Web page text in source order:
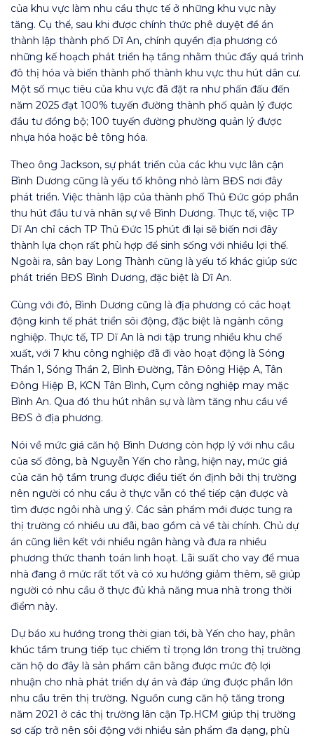
của khu vực làm nhu cầu thực tế ở những khu vực này
tăng. Cụ thể, sau khi được chính thức phê duyệt đề án
thành lập thành phố Dĩ An, chính quyền địa phương có
những kế hoạch phát triển hạ tầng nhằm thúc đẩy quá trình
đô thị hóa và biến thành phố thành khu vực thu hút dân cư.
Một số mục tiêu của khu vực đã đặt ra như phấn đấu đến
năm 2025 đạt 100% tuyến đường thành phố quản lý được
đầu tư đồng bộ; 100 tuyến đường phường quản lý được
nhựa hóa hoặc bê tông hóa.
Theo ông Jackson, sự phát triển của các khu vực lân cận
Bình Dương cũng là yếu tố không nhỏ làm BĐS nơi đây
phát triển. Việc thành lập của thành phố Thủ Đức góp phần
thu hút đầu tư và nhân sự về Bình Dương. Thực tế, việc TP
Dĩ An chỉ cách TP Thủ Đức 15 phút đi lại sẽ biến nơi đây
thành lựa chọn rất phù hợp để sinh sống với nhiều lợi thế.
Ngoài ra, sân bay Long Thành cũng là yếu tố khác giúp sức
phát triển BĐS Bình Dương, đặc biệt là Dĩ An.
Cùng với đó, Bình Dương cũng là địa phương có các hoạt
động kinh tế phát triển sôi động, đặc biệt là ngành công
nghiệp. Thực tế, TP Dĩ An là nơi tập trung nhiều khu chế
xuất, với 7 khu công nghiệp đã đi vào hoạt động là Sóng
Thần 1, Sóng Thần 2, Bình Đường, Tân Đông Hiệp A, Tân
Đông Hiệp B, KCN Tân Bình, Cụm công nghiệp may mặc
Bình An. Qua đó thu hút nhân sự và làm tăng nhu cầu về
BĐS ở địa phương.
Nói về mức giá căn hộ Bình Dương còn hợp lý với nhu cầu
của số đông, bà Nguyễn Yến cho rằng, hiện nay, mức giá
của căn hộ tầm trung được điều tiết ổn định bởi thị trường
nên người có nhu cầu ở thực vẫn có thể tiếp cận được và
tìm được ngôi nhà ưng ý. Các sản phẩm mới được tung ra
thị trường có nhiều ưu đãi, bao gồm cả về tài chính. Chủ dự
án cũng liên kết với nhiều ngân hàng và đưa ra nhiều
phương thức thanh toán linh hoạt. Lãi suất cho vay để mua
nhà đang ở mức rất tốt và có xu hướng giảm thêm, sẽ giúp
người có nhu cầu ở thực đủ khả năng mua nhà trong thời
điểm này.
Dự báo xu hướng trong thời gian tới, bà Yến cho hay, phân
khúc tầm trung tiếp tục chiếm tỉ trọng lớn trong thị trường
căn hộ do đây là sản phẩm cân bằng được mức độ lợi
nhuận cho nhà phát triển dự án và đáp ứng được phần lớn
nhu cầu trên thị trường. Nguồn cung căn hộ tăng trong
năm 2021 ở các thị trường lân cận Tp.HCM giúp thị trường
sơ cấp trở nên sôi động với nhiều sản phẩm đa dạng, phù